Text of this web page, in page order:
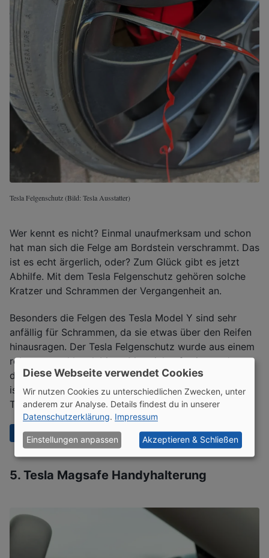
Tesla Felgenschutz (Bild: Tesla Ausstatter)
Wer kennt es nicht? Einmal unaufmerksam und schon
hat man sich die Felge am Bordstein verschrammt. Das
ist es echt ärgerlich, oder? Zum Glück gibt es jetzt
Abhilfe. Mit dem Tesla Felgenschutz gehören solche
Kratzer und Schrammen der Vergangenheit an.
Besonders die Felgen des Tesla Model Y sind sehr
anfällig für Schrammen, da sie etwas über den Reifen
hinausragen. Der Tesla Felgenschutz wurde aus einem
robusten und langlebigen Material gefertigt, sodass
dieser auch Wind und Wetter trotzt. Aus unserer Sicht
ist dieser Schutz eine sinnvolle Investition für alle
Tesla Fahrer.
Zum Produkt*
5. Tesla Magsafe Handyhalterung
Diese Webseite verwendet Cookies
Wir nutzen Cookies zu unterschiedlichen Zwecken, unter
anderem zur Analyse. Details findest du in unserer
Datenschutzerklärung. Impressum
Einstellungen anpassen Akzeptieren & Schließen